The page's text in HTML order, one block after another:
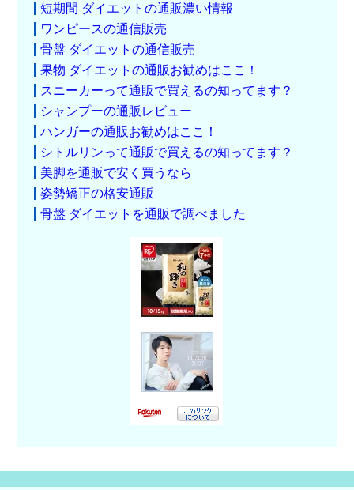
短期間 ダイエットの通販濃い情報
ワンピースの通信販売
骨盤 ダイエットの通信販売
果物 ダイエットの通販お勧めはここ！
スニーカーって通販で買えるの知ってます？
シャンプーの通販レビュー
ハンガーの通販お勧めはここ！
シトルリンって通販で買えるの知ってます？
美脚を通販で安く買うなら
姿勢矯正の格安通販
骨盤 ダイエットを通販で調べました